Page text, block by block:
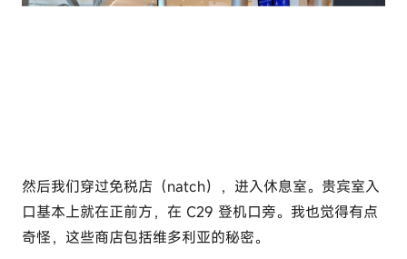
然后我们穿过免税店（natch），进入休息室。贵宾室入
口基本上就在正前方，在 C29 登机口旁。我也觉得有点
奇怪，这些商店包括维多利亚的秘密。